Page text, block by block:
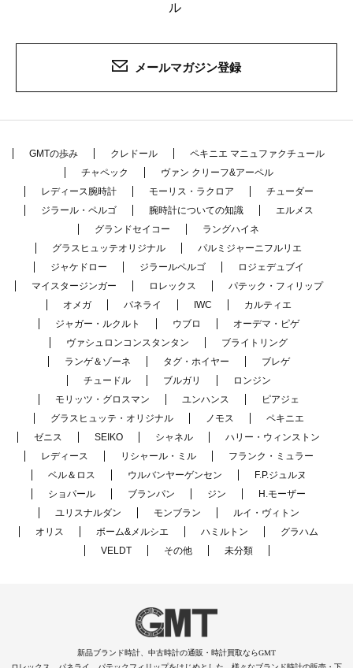
ル
メールマガジン登録
GMTの歩み クレドール
ペキニエ マニュファクチュール
チャペック
ヴァン クリーフ&アーペル
レディース腕時計
モーリス・ラクロア
チューダー
ジラール・ペルゴ
腕時計についての知識
エルメス
グランドセイコー
ラングハイネ
グラスヒュッテオリジナル
パルミジャーニフルリエ
ジャケドロー
ジラールペルゴ
ロジェデュブイ
マイスタージンガー
ロレックス
パテック・フィリップ
オメガ
パネライ IWC
カルティエ
ジャガー・ルクルト
ウブロ
オーデマ・ピゲ
ヴァシュロンコンスタンタン
ブライトリング
ランゲ＆ゾーネ
タグ・ホイヤー
ブレゲ
チュードル
ブルガリ
ロンジン
モリッツ・グロスマン
ユンハンス
ピアジェ
グラスヒュッテ・オリジナル
ノモス
ペキニエ
ゼニス
SEIKO シャネル
ハリー・ウィンストン
レディース
リシャール・ミル
フランク・ミュラー
ベル＆ロス
ウルバンヤーゲンセン
F.P.ジュルヌ
ショパール
ブランパン ジン
H.モーザー
ユリスナルダン
モンブラン
ルイ・ヴィトン
オリス
ボーム&メルシエ ハミルトン
グラハム
VELDT
その他 未分類
新品ブランド時計、中古時計の通販・時計買取ならGMT